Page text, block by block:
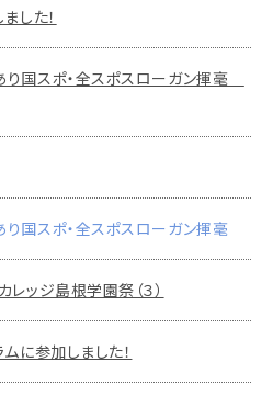
した！
り国スポ・全スポスローガン揮毫
り国スポ・全スポスローガン揮毫
レッジ島根学園祭（３）
に参加しました！